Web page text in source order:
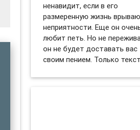
ненавидит, если в его
размеренную жизнь
неприятности. Еще он
любит петь. Но не
он не будет доставать вас
своим пением. Только